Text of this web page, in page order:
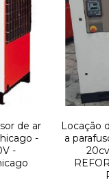
de ar
-
-
Locação
a